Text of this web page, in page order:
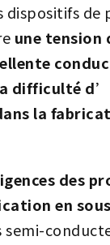
de
une tension
difficulté
la
des
en